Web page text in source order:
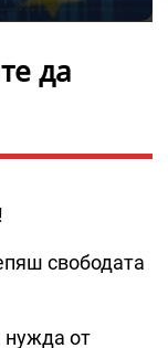
да
свободата
нужда от